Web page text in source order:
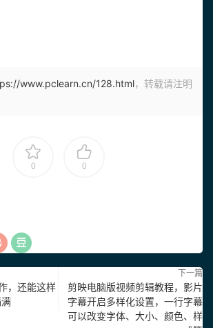
www.pclearn.cn/128.html，转载请注明
0 0
，还能这样
下一篇
剪映电脑版视频剪辑教程，影片
字幕开启多样化设置，一行字幕
可以改变字体、大小、颜色、样